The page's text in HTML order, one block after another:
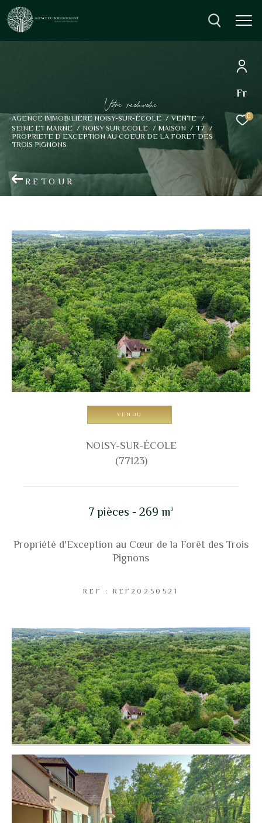
Fr
0
Vore recece
AGENCE IMMOBILIÈRE NOISY-SUR-ÉCOLE
VENTE
SEINE ET MARNE
NOISY SUR ECOLE MAISON
T7
PROPRIETE D EXCEPTION AU COEUR DE LA FORET DES
TROIS PIGNONS
RETOUR
VENDU
NOISY-SUR-ÉCOLE
(77123)
7 pièces - 269 m²
Propriété d'Exception au Cœur de la Forêt des Trois
Pignons
REF : REF20250521
Effectuer une recherche
et trouver le bien qui correspond à vos critères
Type d'offre
Type de bien
Budget
pièces
1 2 3 4 5+
Localisation
Surface
AFFINER LES CRITÈRES
Parking Terrasse Piscine
FILTRER PAR
Exclusivités